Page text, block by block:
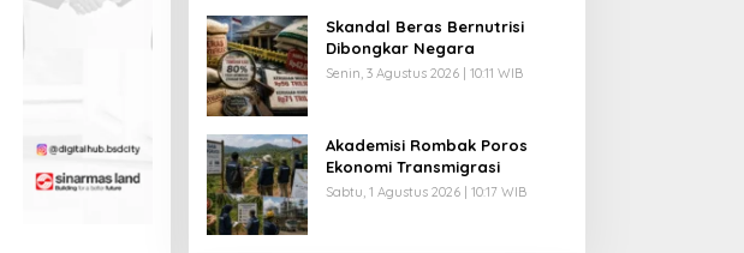
Skandal Beras Bernutrisi
Dibongkar Negara
Senin, 3 Agustus 2026 | 10:11 WIB
Akademisi Rombak Poros
Ekonomi Transmigrasi
Sabtu, 1 Agustus 2026 | 10:17 WIB